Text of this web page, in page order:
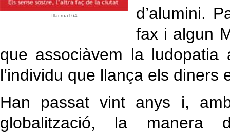
Illacrua164
d’alumini.
fax i algun
que associàvem la
l’individu que llança els
Han passat vint anys i,
globalització, la manera